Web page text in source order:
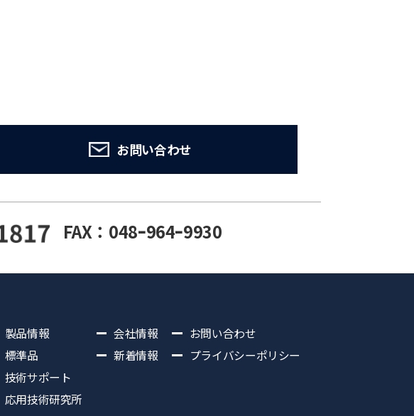
お問い合わせ
FAX：048ｰ964ｰ9930
製品情報
標準品
技術サポート
応用技術研究所
会社情報
新着情報
お問い合わせ
プライバシーポリシー